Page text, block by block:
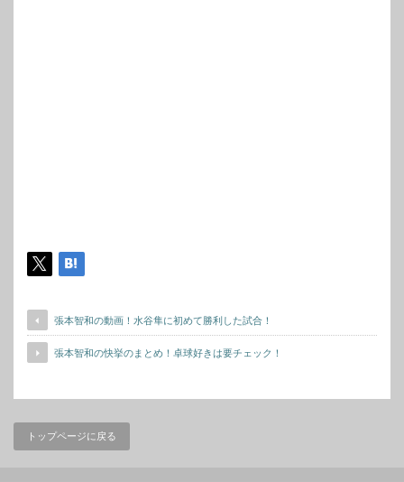
張本智和の動画！水谷隼に初めて勝利した試合！
張本智和の快挙のまとめ！卓球好きは要チェック！
トップページに戻る